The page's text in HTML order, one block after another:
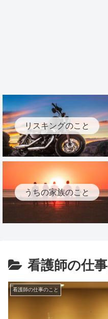
リスキングのこと
うちの家族のこと
看護師の仕
看護師の仕事のこと